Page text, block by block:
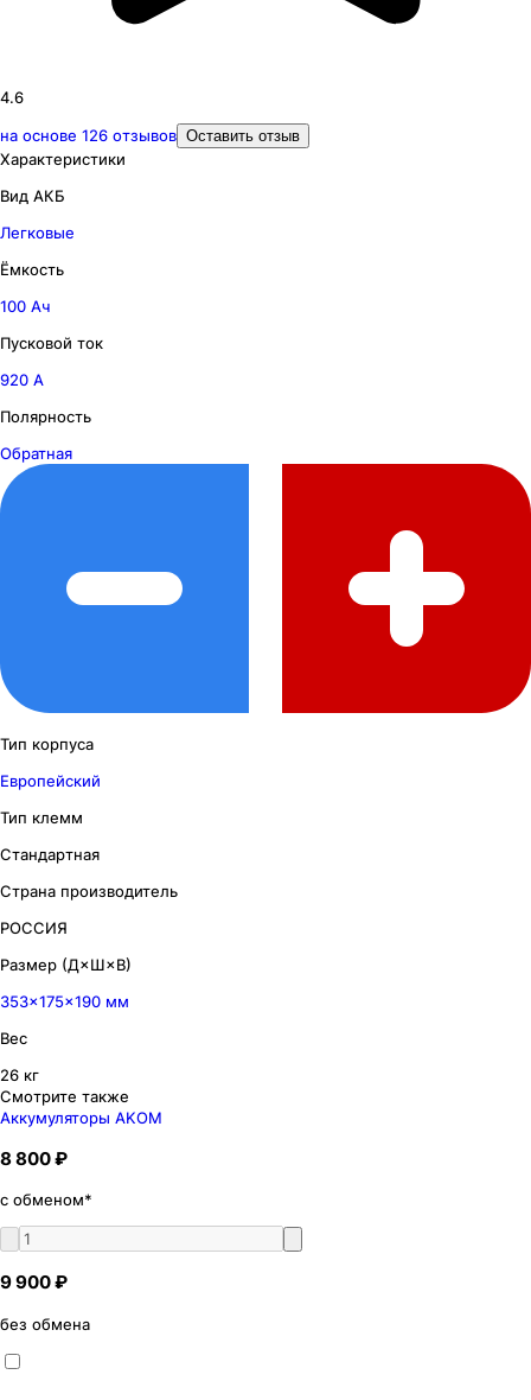
4.6
на основе 126 отзывов Оставить отзыв
Характеристики
Вид АКБ
Легковые
Ёмкость
100 Ач
Пусковой ток
920 А
Полярность
Обратная
Тип корпуса
Европейский
Тип клемм
Стандартная
Страна производитель
РОССИЯ
Размер (Д×Ш×В)
353×175×190 мм
Вес
26 кг
Смотрите также
Аккумуляторы AKOM
8 800 ₽
с обменом*
9 900 ₽
без обмена